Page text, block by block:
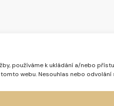
používáme k ukládání a/nebo
webu. Nesouhlas nebo